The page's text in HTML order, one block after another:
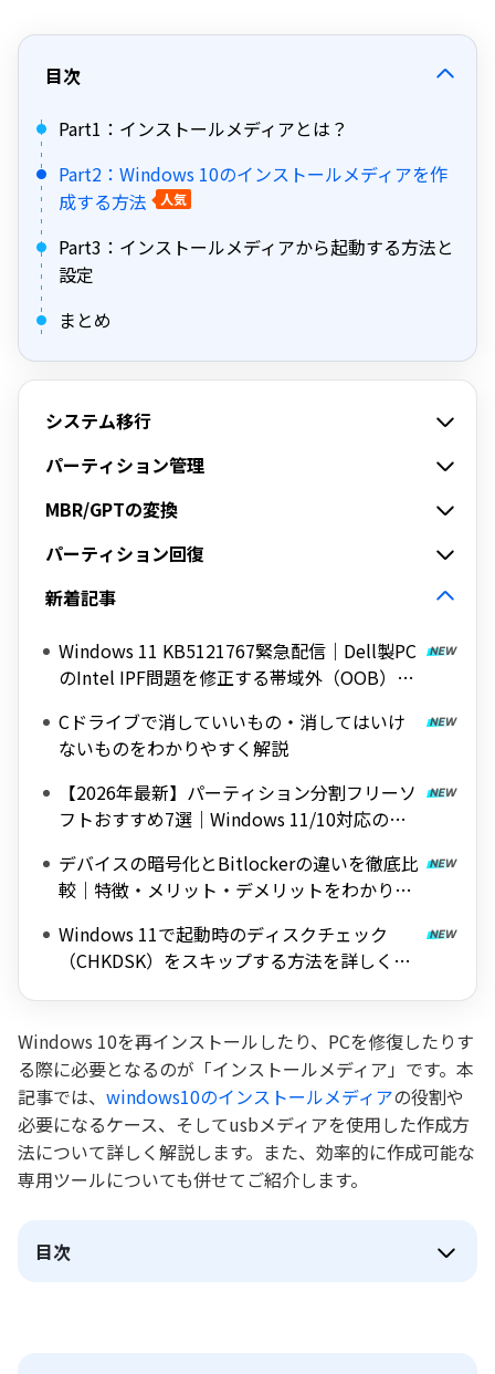
目次
Part1：インストールメディアとは？
Part2：Windows 10のインストールメディアを作
成する方法
人気
Part3：インストールメディアから起動する方法と
設定
まとめ
システム移行
パーティション管理
MBR/GPTの変換
パーティション回復
新着記事
Windows 11 KB5121767緊急配信｜Dell製PC
のIntel IPF問題を修正する帯域外（OOB）ア
Cドライブで消していいもの・消してはいけ
ないものをわかりやすく解説
【2026年最新】パーティション分割フリーソ
フトおすすめ7選｜Windows 11/10対応の無
デバイスの暗号化とBitlockerの違いを徹底比
較｜特徴・メリット・デメリットをわかりや
Windows 11で起動時のディスクチェック
（CHKDSK）をスキップする方法を詳しく解
Windows 10を再インストールしたり、PCを修復したりす
る際に必要となるのが「インストールメディア」です。本
記事では、 windows10のインストールメディアの役割や
必要になるケース、そしてusbメディアを使用した作成方
法について詳しく解説します。また、効率的に作成可能な
専用ツールについても併せてご紹介します。
目次